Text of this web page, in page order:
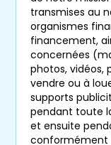
transmises au
organismes
financement,
concernées
photos, vidéos,
vendre ou à
supports
pendant toute
et ensuite
conformément